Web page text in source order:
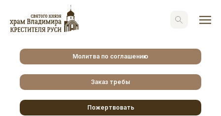
Молитва по соглашению
Заказ требы
Пожертвовать